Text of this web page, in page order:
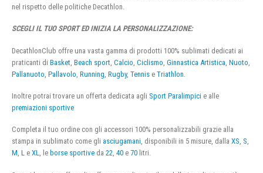
nel rispetto delle politiche Decathlon.
SCEGLI IL TUO SPORT ED INIZIA LA PERSONALIZZAZIONE:
DecathlonClub offre una vasta gamma di prodotti 100% sublimati dedicati ai
praticanti di Basket Beach sport Calcio Ciclismo Ginnastica Artistica Nuoto
Pallanuoto Pallavolo Running Rugby, Tennis e Triathlon
Inoltre potrai trovare un offerta dedicata agli Sport Paralimpici e alle
premiazioni sportive
Completa il tuo ordine con gli accessori 100% personalizzabili grazie alla
stampa in sublimato come gli asciugamani, disponibili in 5 misure, dalla XS, S,
M, L e XL, le borse sportive da 22, 40 e 70 litri.